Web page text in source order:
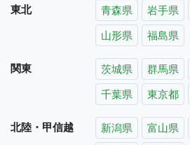
東北 青森県 岩手県
山形県
福島県
関東 茨城県 群馬県
千葉県
東京都
北陸・甲信越 新潟県 富山県